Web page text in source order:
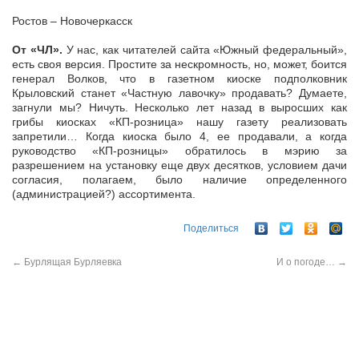
Ростов – Новочеркасск
От «ЧЛ». У нас, как читателей сайта «Южный федеральный»,
есть своя версия. Простите за нескромность, но, может, боится
генерал Волков, что в газетном киоске подполковник
Крыловский станет «Частную лавочку» продавать? Думаете,
загнули мы? Ничуть. Несколько лет назад в выросших как
грибы киосках «КП-розница» нашу газету реализовать
запретили… Когда киоска было 4, ее продавали, а когда
руководство «КП-розницы» обратилось в мэрию за
разрешением на установку еще двух десятков, условием дачи
согласия, полагаем, было наличие определенного
(администрацией?) ассортимента.
Поделиться
← Бурлящая Бурляевка И о погоде… →